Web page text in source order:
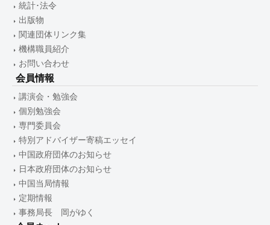
統計･法令
出版物
関連団体リンク集
機構職員紹介
お問い合わせ
会員情報
講演会・勉強会
個別勉強会
専門委員会
特別アドバイザー寄稿エッセイ
中国政府団体のお知らせ
日本政府団体のお知らせ
中国当局情報
定期情報
事務局長 岡がゆく